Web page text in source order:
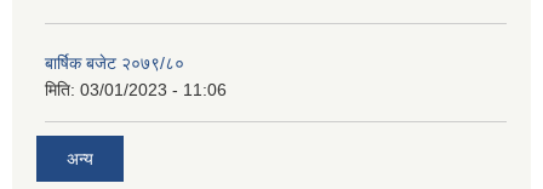
बार्षिक बजेट २०७९/८०
मिति: 03/01/2023 - 11:06
अन्य